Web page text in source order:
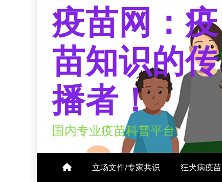
疫苗网：疫
苗知识的传
播者！
国内专业疫苗科普平台
立场文件/专家共识 狂犬病疫苗